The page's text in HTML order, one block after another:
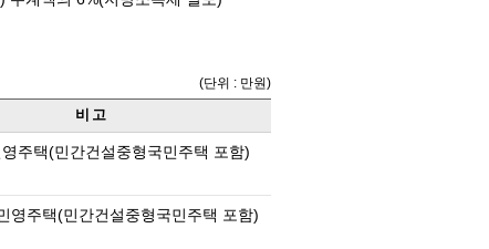
(단위 : 만원)
비 고
주택(민간건설중형국민주택 포함)
영주택(민간건설중형국민주택 포함)